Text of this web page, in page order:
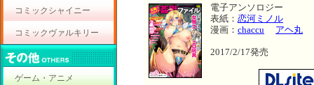
コミックシャイニー
コミックヴァルキリー
ゲーム・アニメ
電子アンソロジー
表紙： 恋河ミノル
漫画： chaccu アヘ丸
2017/2/17発売